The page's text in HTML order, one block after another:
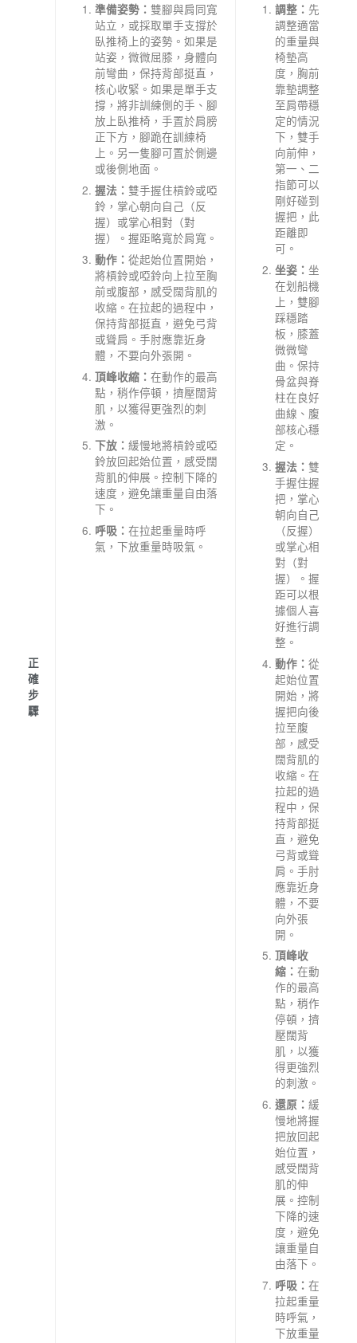
正
確
步
驟
準備姿勢：雙腳與肩同寬
站立，或採取單手支撐於
臥推椅上的姿勢。如果是
站姿，微微屈膝，身體向
前彎曲，保持背部挺直，
核心收緊。如果是單手支
撐，將非訓練側的手、腳
放上臥推椅，手置於肩膀
正下方，腳跪在訓練椅
上。另一隻腳可置於側邊
或後側地面。
握法：雙手握住槓鈴或啞
鈴，掌心朝向自己（反
握）或掌心相對（對
握）。握距略寬於肩寬。
動作：從起始位置開始，
將槓鈴或啞鈴向上拉至胸
前或腹部，感受闊背肌的
收縮。在拉起的過程中，
保持背部挺直，避免弓背
或聳肩。手肘應靠近身
體，不要向外張開。
頂峰收縮：在動作的最高
點，稍作停頓，擠壓闊背
肌，以獲得更強烈的刺
激。
下放：緩慢地將槓鈴或啞
鈴放回起始位置，感受闊
背肌的伸展。控制下降的
速度，避免讓重量自由落
下。
呼吸：在拉起重量時呼
氣，下放重量時吸氣。
調整： 先
調整適當
的重量與
椅墊高
度，胸前
靠墊調整
至肩帶穩
定的情況
下，雙手
向前伸，
第一、二
指節可以
剛好碰到
握把，此
距離即
可。
坐姿：坐
在划船機
上，雙腳
踩穩踏
板，膝蓋
微微彎
曲。保持
骨盆與脊
柱在良好
曲線、腹
部核心穩
定。
握法：雙
手握住握
把，掌心
朝向自己
（反握）
或掌心相
對（對
握）。握
距可以根
據個人喜
好進行調
整。
動作：從
起始位置
開始，將
握把向後
拉至腹
部，感受
闊背肌的
收縮。在
拉起的過
程中，保
持背部挺
直，避免
弓背或聳
肩。手肘
應靠近身
體，不要
向外張
開。
頂峰收
縮：在動
作的最高
點，稍作
停頓，擠
壓闊背
肌，以獲
得更強烈
的刺激。
還原：緩
慢地將握
把放回起
始位置，
感受闊背
肌的伸
展。控制
下降的速
度，避免
讓重量自
由落下。
呼吸：在
拉起重量
時呼氣，
下放重量